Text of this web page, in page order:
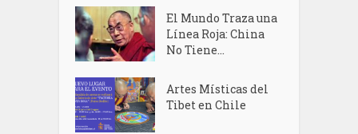
El Mundo Traza una
Línea Roja: China
No Tiene...
Artes Místicas del
Tibet en Chile